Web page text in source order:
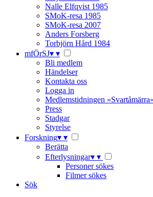
Nalle Elfqvist 1985
SMoK-resa 1985
SMoK-resa 2007
Anders Forsberg
Torbjörn Hård 1984
mfÖrSJ▾ ▾
Bli medlem
Händelser
Kontakta oss
Logga in
Medlemstidningen »Svartåmärra«
Press
Stadgar
Styrelse
Forskning▾ ▾
Berätta
Efterlysningar▾ ▾
Personer sökes
Filmer sökes
Sök